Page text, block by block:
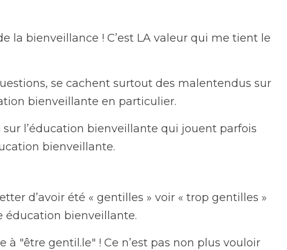
la bienveillance ! C’est LA valeur qui me tient le
se cachent surtout des malentendus sur
bienveillante en particulier.
sur l’éducation bienveillante qui jouent parfois
bienveillante.
d’avoir été « gentilles » voir « trop gentilles »
éducation bienveillante.
"être gentil.le" ! Ce n’est pas non plus vouloir